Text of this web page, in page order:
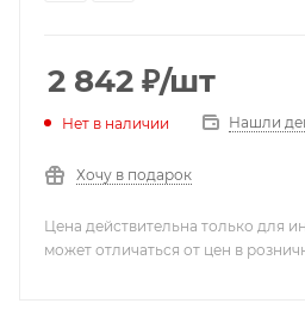
2 842 ₽/шт
Нет в наличии Нашли
Хочу в подарок
Цена действительна только для
может отличаться от цен в